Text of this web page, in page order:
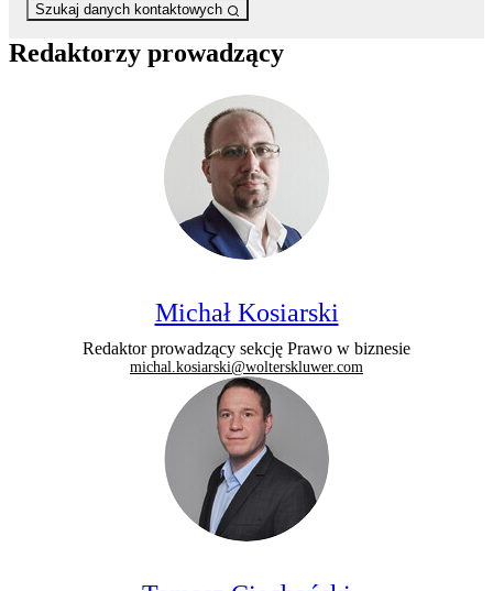
Szukaj danych kontaktowych
Redaktorzy prowadzący
Michał Kosiarski
Redaktor prowadzący sekcję Prawo w biznesie
michal.kosiarski@wolterskluwer.com